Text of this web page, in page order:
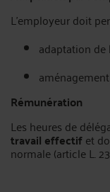
L’employeur doit
adaptation
Rémunération
Les heures de
travail effectifet
normale (article L.